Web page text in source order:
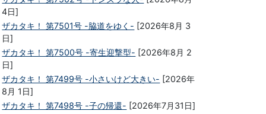
4日]
ザカタキ！ 第7501号 -脇道をゆく- [2026年8月 3
日]
ザカタキ！ 第7500号 -寄生迎撃型- [2026年8月 2
日]
ザカタキ！ 第7499号 -小さいけど大きい- [2026年
8月 1日]
ザカタキ！ 第7498号 -子の帰還- [2026年7月31日]